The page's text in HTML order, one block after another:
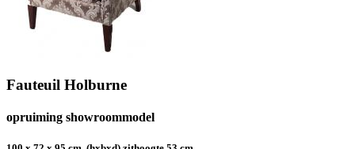
Fauteuil Holburne
opruiming showroommodel